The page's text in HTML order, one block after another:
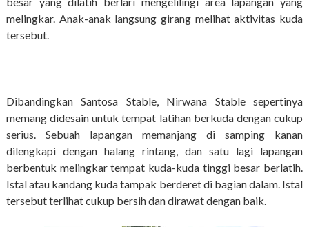
melingkar. Anak-anak langsung girang melihat aktivitas kuda
tersebut.
Dibandingkan Santosa Stable, Nirwana Stable sepertinya
memang didesain untuk tempat latihan berkuda dengan cukup
serius. Sebuah lapangan memanjang di samping kanan
dilengkapi dengan halang rintang, dan satu lagi lapangan
berbentuk melingkar tempat kuda-kuda tinggi besar berlatih.
Istal atau kandang kuda tampak berderet di bagian dalam. Istal
tersebut terlihat cukup bersih dan dirawat dengan baik.